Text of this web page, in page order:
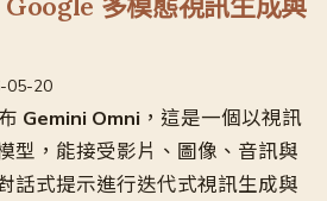
05-20
Gemini Omni ，這是一個以視訊
型，能接受影片、圖像、音訊與
話式提示進行迭代式視訊生成與